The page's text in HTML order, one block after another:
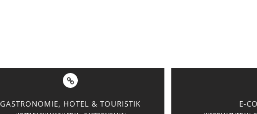
GASTRONOMIE, HOTEL & TOURISTIK E-